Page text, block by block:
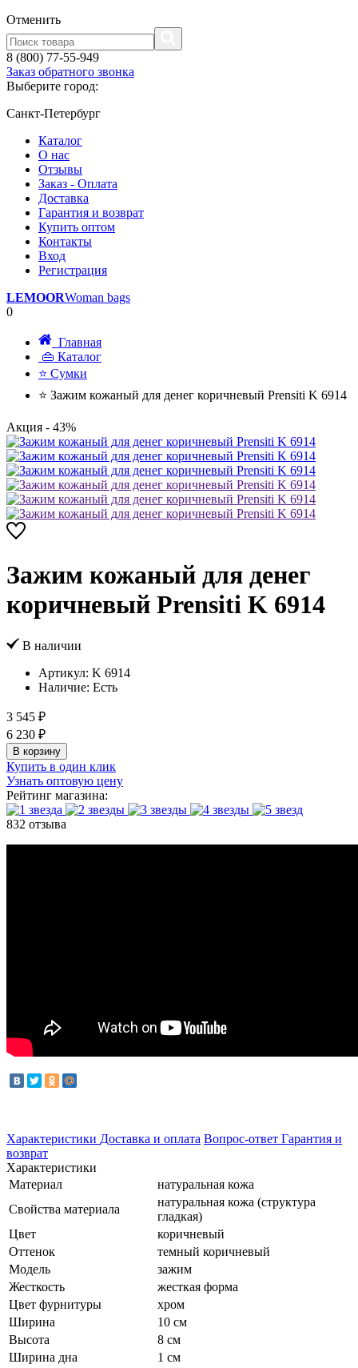
Отменить
8 (800) 77-55-949
Заказ обратного звонка
Выберите город:
Санкт-Петербург
Каталог
О нас
Отзывы
Заказ - Оплата
Доставка
Гарантия и возврат
Купить оптом
Контакты
Вход
Регистрация
LEMOORWoman bags
0
Главная
👜 Каталог
⭐ Сумки
⭐ Зажим кожаный для денег коричневый Prensiti K 6914
Акция - 43%
Зажим кожаный для денег
коричневый Prensiti K 6914
В наличии
Артикул: K 6914
Наличие: Есть
3 545 ₽
6 230 ₽
В корзину
Купить в один клик
Узнать оптовую цену
Рейтинг магазина:
832 отзыва
Характеристики Доставка и оплата Вопрос-ответ Гарантия и
возврат
Характеристики
Материал
натуральная кожа
Свойства материала
натуральная кожа (структура
гладкая)
Цвет
коричневый
Оттенок
темный коричневый
Модель
зажим
Жесткость
жесткая форма
Цвет фурнитуры
хром
Ширина
10 см
Высота
8 см
Ширина дна
1 см